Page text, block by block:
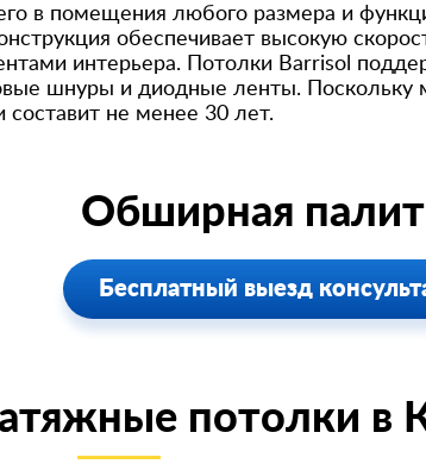
в помещения любого размера и
обеспечивает высокую
интерьера. Потолки Barrisol
шнуры и диодные ленты. Поскольку
составит не менее 30 лет.
Обширная
Бесплатный выезд
потолки в